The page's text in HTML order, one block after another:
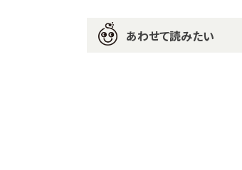
あわせて読みたい